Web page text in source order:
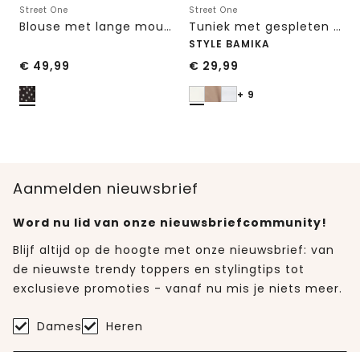
Street One
Blouse met lange mouwen en strikdetail
€ 49,99
Street One
Tuniek met gespleten hals
STYLE BAMIKA
€ 29,99
+ 9
Aanmelden nieuwsbrief
Word nu lid van onze nieuwsbriefcommunity!
Blijf altijd op de hoogte met onze nieuwsbrief: van
de nieuwste trendy toppers en stylingtips tot
exclusieve promoties - vanaf nu mis je niets meer.
Dames Heren